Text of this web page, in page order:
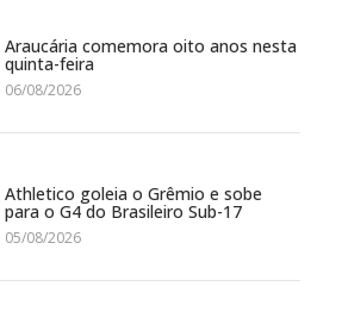
Araucária comemora oito anos nesta
quinta-feira
06/08/2026
Athletico goleia o Grêmio e sobe
para o G4 do Brasileiro Sub-17
05/08/2026